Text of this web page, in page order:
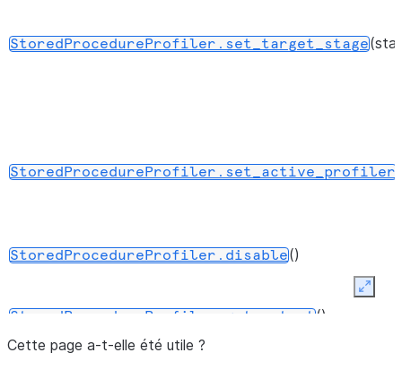
StoredProcedureProfiler.set_target_stage
StoredProcedureProfiler.set_active_profiler
StoredProcedureProfiler.disable()
StoredProcedureProfiler.get_output()
Cette page a-t-elle été utile ?